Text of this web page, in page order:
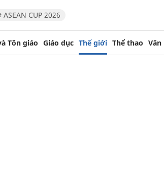
ASEAN CUP 2026
Tôn giáo Giáo dục Thế giới Thể thao Văn